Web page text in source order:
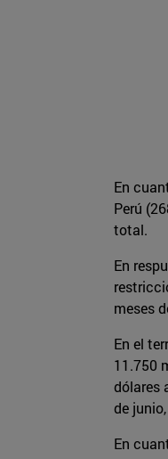
En
Perú
total.
En
meses
En el
11.750
dólares
de
En